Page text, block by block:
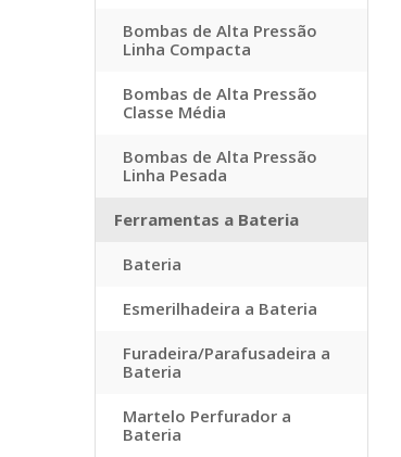
Bombas de Alta Pressão
Linha Compacta
Bombas de Alta Pressão
Classe Média
Bombas de Alta Pressão
Linha Pesada
Ferramentas a Bateria
Bateria
Esmerilhadeira a Bateria
Furadeira/Parafusadeira a
Bateria
Martelo Perfurador a
Bateria